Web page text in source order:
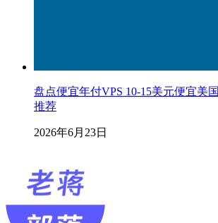
盘点便宜年付VPS 10-15美元便宜美
推荐
2026年6月23日